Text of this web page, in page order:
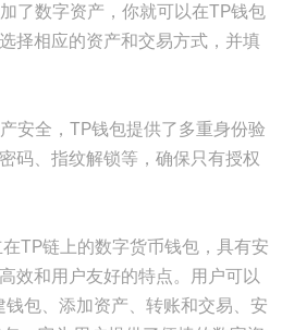
了数字资产，你就可以在TP钱包
择相应的资产和交易方式，并填
安全，TP钱包提供了多重身份验
码、指纹解锁等，确保只有授权
TP链上的数字货币钱包，具有安
效和用户友好的特点。用户可以
包、添加资产、转账和交易、安